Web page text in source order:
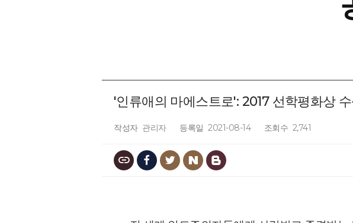
'인류애의 마에스트로': 2017 선학평화상
작성자 관리자 등록일 2021-08-14 조회수 2,741